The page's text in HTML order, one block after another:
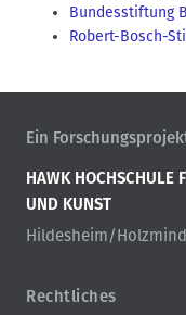
Bundesstiftung
Robert-Bosch-
Ein
HAWK HOCHSCHULE
UND KUNST
Hildesheim/
Rechtliches